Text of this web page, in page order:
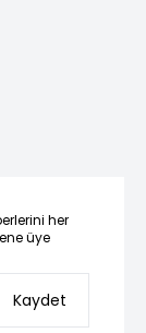
her
üye
Kaydet